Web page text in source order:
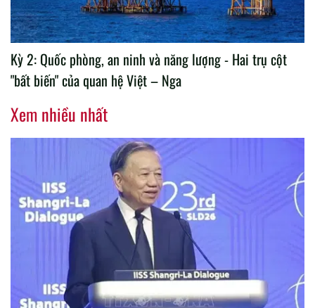
Kỳ 2: Quốc phòng, an ninh và năng lượng - Hai trụ cột
"bất biến" của quan hệ Việt – Nga
Xem nhiều nhất